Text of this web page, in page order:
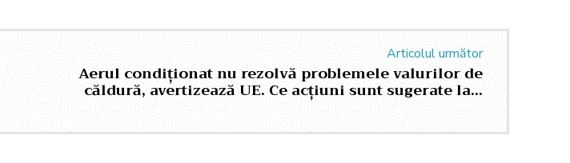
Articolul următor
Aerul condiționat nu rezolvă problemele valurilor de
căldură, avertizează UE. Ce acțiuni sunt sugerate la…